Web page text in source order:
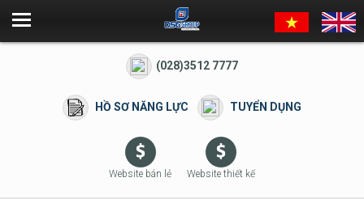
(028)3512 7777
HỒ SƠ NĂNG LỰC TUYỂN DỤNG
Website bán lẻ Website thiết kế